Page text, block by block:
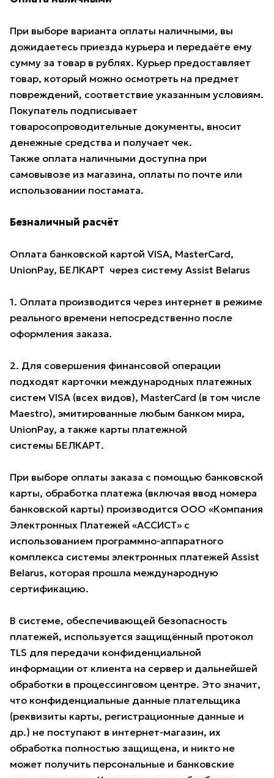
При выборе варианта оплаты наличными, вы
дожидаетесь приезда курьера и передаёте ему
сумму за товар в рублях. Курьер предоставляет
товар, который можно осмотреть на предмет
повреждений, соответствие указанным условиям.
Покупатель подписывает
товаросопроводительные документы, вносит
денежные средства и получает чек.
Также оплата наличными доступна при
самовывозе из магазина, оплаты по почте или
использовании постамата.
Безналичный расчёт
Оплата банковской картой VISA, MasterCard,
UnionPay, БЕЛКАРТ через систему Assist Belarus
1. Оплата производится через интернет в режиме
реального времени непосредственно после
оформления заказа.
2. Для совершения финансовой операции
подходят карточки международных платежных
систем VISA (всех видов), MasterCard (в том числе
Maestro), эмитированные любым банком мира,
UnionPay, а также карты платежной
системы БЕЛКАРТ.
При выборе оплаты заказа с помощью банковской
карты, обработка платежа (включая ввод номера
банковской карты) производится ООО «Компания
Электронных Платежей «АССИСТ» с
использованием программно-аппаратного
комплекса системы электронных платежей Assist
Belarus, которая прошла международную
сертификацию.
В системе, обеспечивающей безопасность
платежей, используется защищённый протокол
TLS для передачи конфиденциальной
информации от клиента на сервер и дальнейшей
обработки в процессинговом центре. Это значит,
что конфиденциальные данные плательщика
(реквизиты карты, регистрационные данные и
др.) не поступают в интернет-магазин, их
обработка полностью защищена, и никто не
может получить персональные и банковские